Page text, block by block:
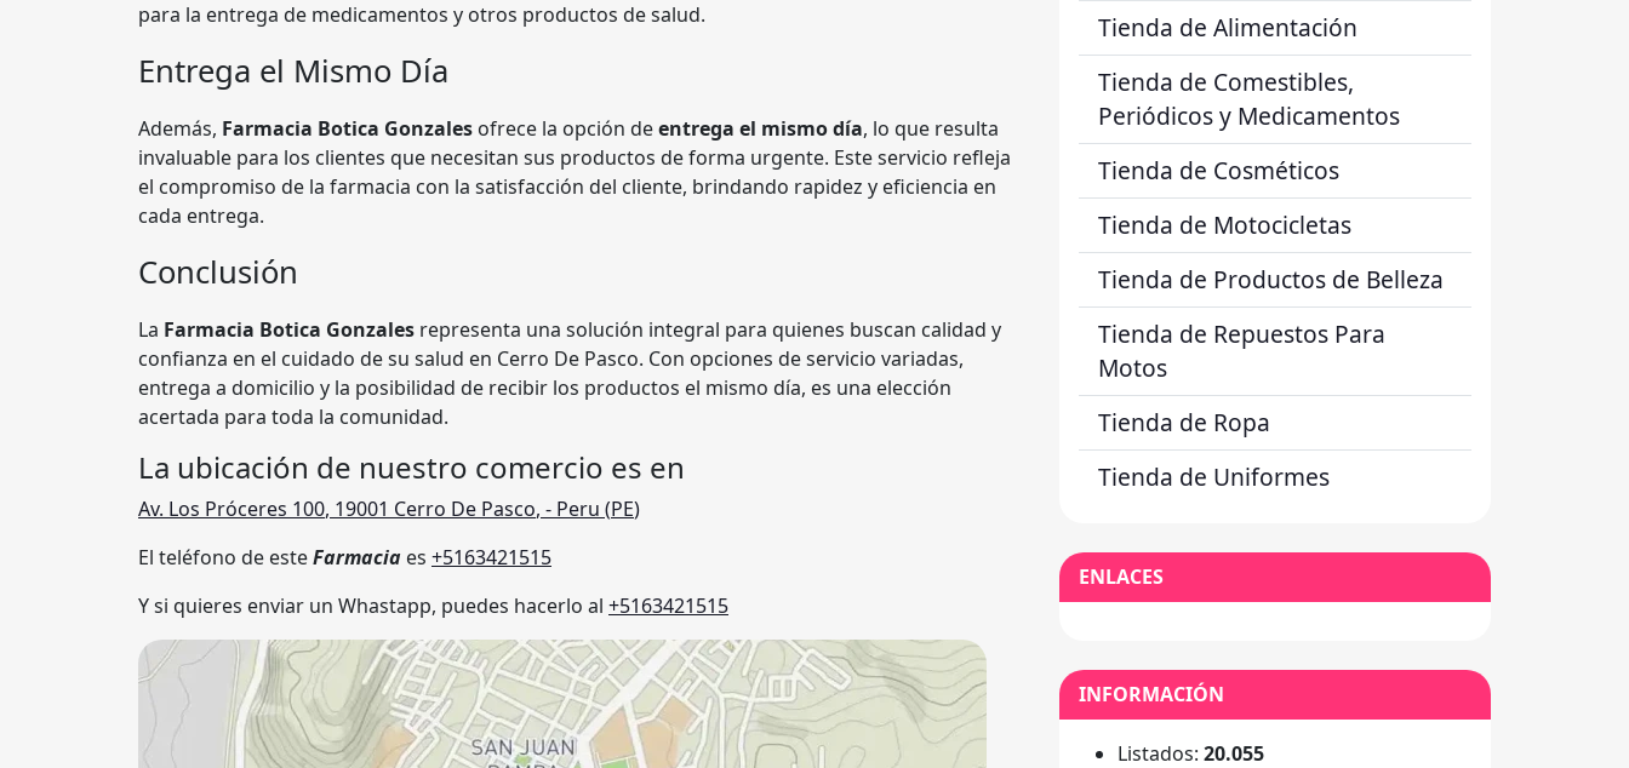
para la entrega de medicamentos y otros productos de salud.
Entrega el Mismo Día
Además, Farmacia Botica Gonzales ofrece la opción deentrega el mismo día, lo que resulta
invaluable para los clientes que necesitan sus productos de forma urgente. Este servicio refleja
el compromiso de la farmacia con la satisfacción del cliente, brindando rapidez y eficiencia en
cada entrega.
Conclusión
La Farmacia Botica Gonzales representa una solución integral para quienes buscan calidad y
confianza en el cuidado de su salud en Cerro De Pasco. Con opciones de servicio variadas,
entrega a domicilio y la posibilidad de recibir los productos el mismo día, es una elección
acertada para toda la comunidad.
La ubicación de nuestro comercio es en
Av. Los Próceres 100, 19001 Cerro De Pasco, - Peru (PE)
El teléfono de esteFarmacia es +5163421515
Y si quieres enviar un Whastapp, puedes hacerlo al +5163421515
Tienda de Alimentación
Tienda de Comestibles,
Periódicos y Medicamentos
Tienda de Cosméticos
Tienda de Motocicletas
Tienda de Productos de Belleza
Tienda de Repuestos Para
Motos
Tienda de Ropa
Tienda de Uniformes
ENLACES
INFORMACIÓN
Listados: 20.055